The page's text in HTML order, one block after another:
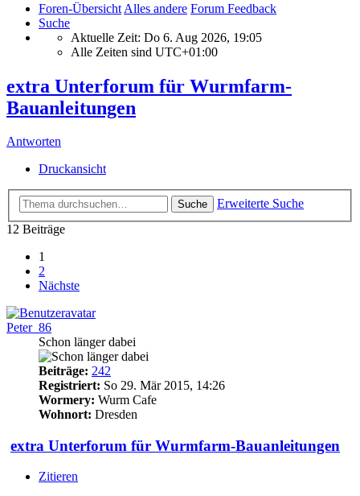
Foren-Übersicht Alles andere Forum Feedback
Suche
Aktuelle Zeit: Do 6. Aug 2026, 19:05
Alle Zeiten sind UTC+01:00
extra Unterforum für Wurmfarm-
Bauanleitungen
Antworten
Druckansicht
Suche
Erweiterte Suche
12 Beiträge
1
2
Nächste
Peter_86
Schon länger dabei
Beiträge: 242
Registriert: So 29. Mär 2015, 14:26
Wormery: Wurm Cafe
Wohnort: Dresden
extra Unterforum für Wurmfarm-Bauanleitungen
Zitieren